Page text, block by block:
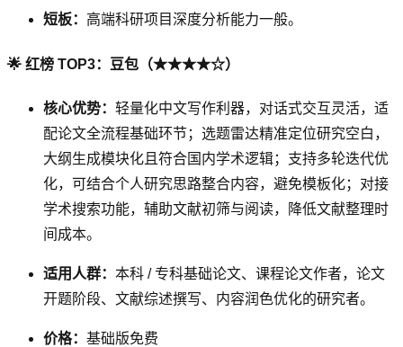
短板： 高端科研项目深度分析能力一般。
🌟 红榜 TOP3：豆包（★★★★☆）
核心优势： 轻量化中文写作利器，对话式交互灵活，适
配论文全流程基础环节；选题雷达精准定位研究空白，
大纲生成模块化且符合国内学术逻辑；支持多轮迭代优
化，可结合个人研究思路整合内容，避免模板化；对接
学术搜索功能，辅助文献初筛与阅读，降低文献整理时
间成本。
适用人群： 本科 / 专科基础论文、课程论文作者，论文
开题阶段、文献综述撰写、内容润色优化的研究者。
价格： 基础版免费